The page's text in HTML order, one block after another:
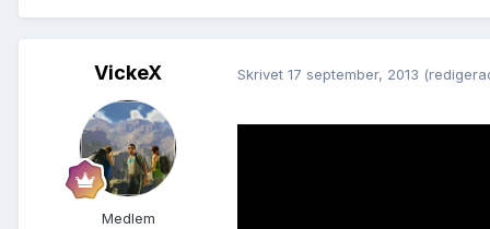
VickeX
Medlem
Skrivet 17 september, 2013